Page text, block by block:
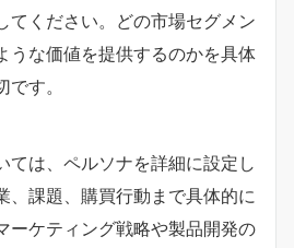
てください。どの市場セグメン
うな価値を提供するのかを具体
す。
ては、ペルソナを詳細に設定し
、課題、購買行動まで具体的に
ーケティング戦略や製品開発の